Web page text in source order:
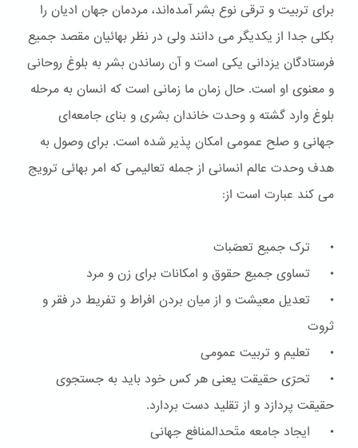
برای تربیت و ترقی نوع بشر آمده‌اند، مردمان جهان ادیان را
بکلی جدا از یکدیگر می دانند ولی در نظر بهائیان مقصد جمیع
فرستادگان یزدانی یکی است و آن رساندن بشر به بلوغ روحانی
و معنوی او است. حال زمان ما زمانی است که انسان به مرحله
بلوغ وارد گشته و وحدت خاندان بشری و بنای جامعه‌ای
جهانی و صلح عمومی امکان پذیر شده است. برای وصول به
هدف وحدت عالم انسانی از جمله تعالیمی که امر بهائی ترویج
می کند عبارت است از:
• ترک جمیع تعصّبات
• تساوی جمیع حقوق و امکانات برای زن و مرد
• تعدیل معیشت و از میان بردن افراط و تفریط در فقر و
ثروت
• تعلیم و تربیت عمومی
• تحرّی حقیقت یعنی هر کس خود باید به جستجوی
حقیقت پردازد و از تقلید دست بردارد.
• ایجاد جامعه متّحدالمنافع جهانی